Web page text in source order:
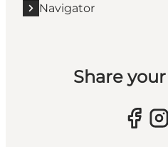
Navigator
Share